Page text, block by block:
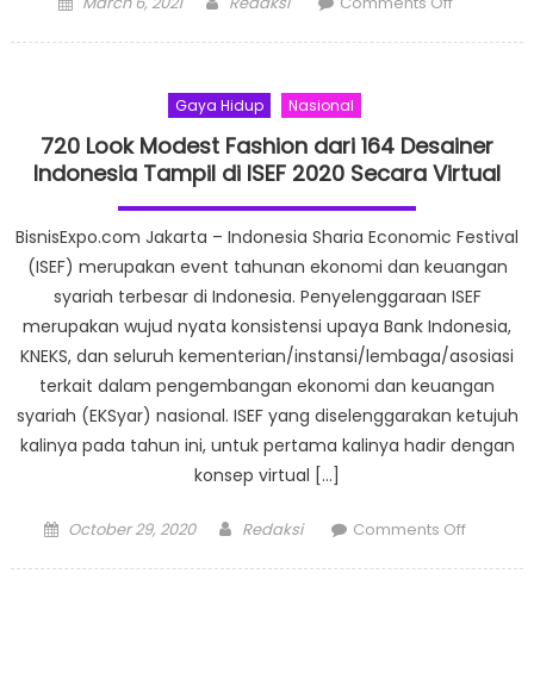
Dalam
Fashion
Ali
Charisma
dan
Charity
Gaya Hidup Nasional
720 Look Modest Fashion dari 164 Desainer
Indonesia Tampil di ISEF 2020 Secara Virtual
BisnisExpo.com Jakarta – Indonesia Sharia Economic Festival
(ISEF) merupakan event tahunan ekonomi dan keuangan
syariah terbesar di Indonesia. Penyelenggaraan ISEF
merupakan wujud nyata konsistensi upaya Bank Indonesia,
KNEKS, dan seluruh kementerian/instansi/lembaga/asosiasi
terkait dalam pengembangan ekonomi dan keuangan
syariah (EKSyar) nasional. ISEF yang diselenggarakan ketujuh
kalinya pada tahun ini, untuk pertama kalinya hadir dengan
konsep virtual […]
Posted
October 29, 2020 Author
Redaksi Comments Offon